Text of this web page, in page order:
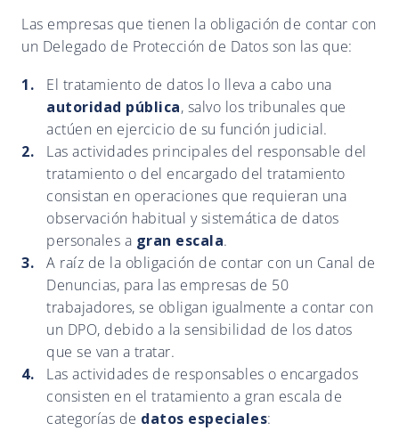
Las empresas que tienen la obligación de contar con
un Delegado de Protección de Datos son las que:
El tratamiento de datos lo lleva a cabo una
autoridad pública, salvo los tribunales que
actúen en ejercicio de su función judicial.
Las actividades principales del responsable del
tratamiento o del encargado del tratamiento
consistan en operaciones que requieran una
observación habitual y sistemática de datos
personales a gran escala.
A raíz de la obligación de contar con un Canal de
Denuncias, para las empresas de 50
trabajadores, se obligan igualmente a contar con
un DPO, debido a la sensibilidad de los datos
que se van a tratar.
Las actividades de responsables o encargados
consisten en el tratamiento a gran escala de
categorías de datos especiales: